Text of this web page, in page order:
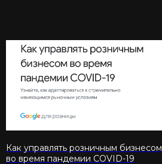
Как управлять розничным бизнесом
во время пандемии COVID-19